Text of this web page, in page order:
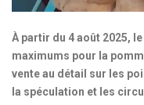
À partir du 4 août 2025,
maximums pour la
vente au détail sur les
la spéculation et les